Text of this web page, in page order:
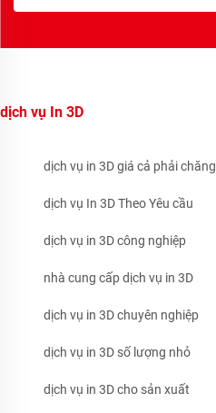
dịch vụ In 3D
dịch vụ in 3D giá cả phải chăng
dịch vụ In 3D Theo Yêu cầu
dịch vụ in 3D công nghiệp
nhà cung cấp dịch vụ in 3D
dịch vụ in 3D chuyên nghiệp
dịch vụ in 3D số lượng nhỏ
dịch vụ in 3D cho sản xuất